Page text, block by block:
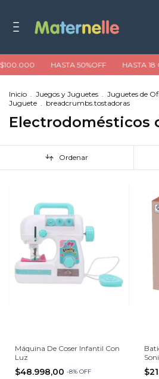
HASTA 50%OFF HASTA 18
Inicio . Juegos y Juguetes . Juguetes de
Juguete . breadcrumbs.tostadoras
Electrodomésticos
Ordenar
Máquina De Coser Infantil Con
Luz
$48.998,00 -8% OFF